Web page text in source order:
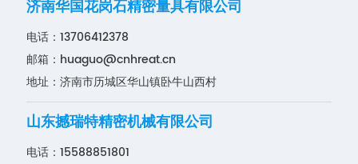
济南华国花岗石精密量具有限公司
电话：13706412378
邮箱： huaguo@cnhreat.cn
地址：济南市历城区华山镇卧牛山西村
山东撼瑞特精密机械有限公司
电话：15588851801